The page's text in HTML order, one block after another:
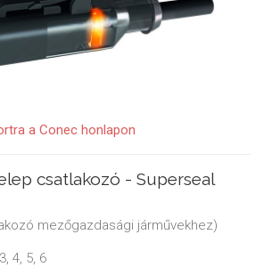
a Conec honlapon
csatlakozó - Superseal
mezőgazdasági járművekhez)
4, 5, 6